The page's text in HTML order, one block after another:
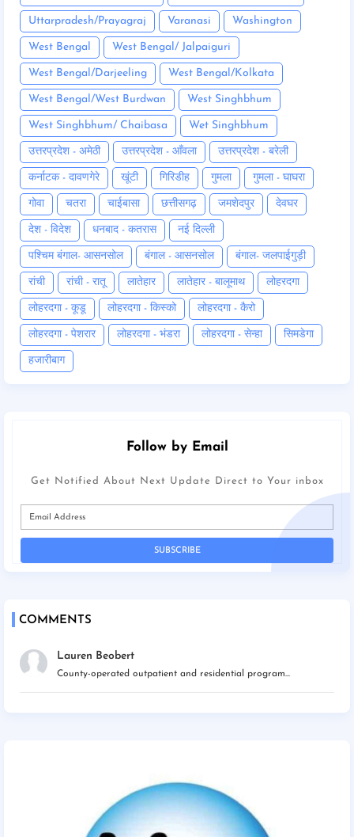
Uttarpradesh/Prayagraj Varanasi Washington
West Bengal West Bengal/ Jalpaiguri
West Bengal/Darjeeling West Bengal/Kolkata
West Bengal/West Burdwan West Singhbhum
West Singhbhum/ Chaibasa Wet Singhbhum
उत्तरप्रदेश - अमेठी उत्तरप्रदेश - आँवला उत्तरप्रदेश - बरेली
कर्नाटक - दावणगेरे खूंटी गिरिडीह गुमला गुमला - घाघरा
गोवा चतरा चाईबासा छत्तीसगढ़ जमशेदपुर देवघर
देश - विदेश धनबाद - कतरास नई दिल्ली
पश्चिम बंगाल- आसनसोल बंगाल - आसनसोल बंगाल- जलपाईगुड़ी
रांची रांची - रातू लातेहार लातेहार - बालूमाथ लोहरदगा
लोहरदगा - कूडू लोहरदगा - किस्को लोहरदगा - कैरो
लोहरदगा - पेशरार लोहरदगा - भंडरा लोहरदगा - सेन्हा सिमडेगा
हजारीबाग
Follow by Email
Get Notified About Next Update Direct to Your inbox
COMMENTS
Lauren Beobert
County-operated outpatient and residential program...